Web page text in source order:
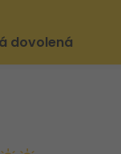
dovolená